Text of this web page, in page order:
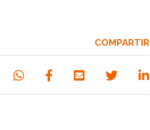
COMPARTIR